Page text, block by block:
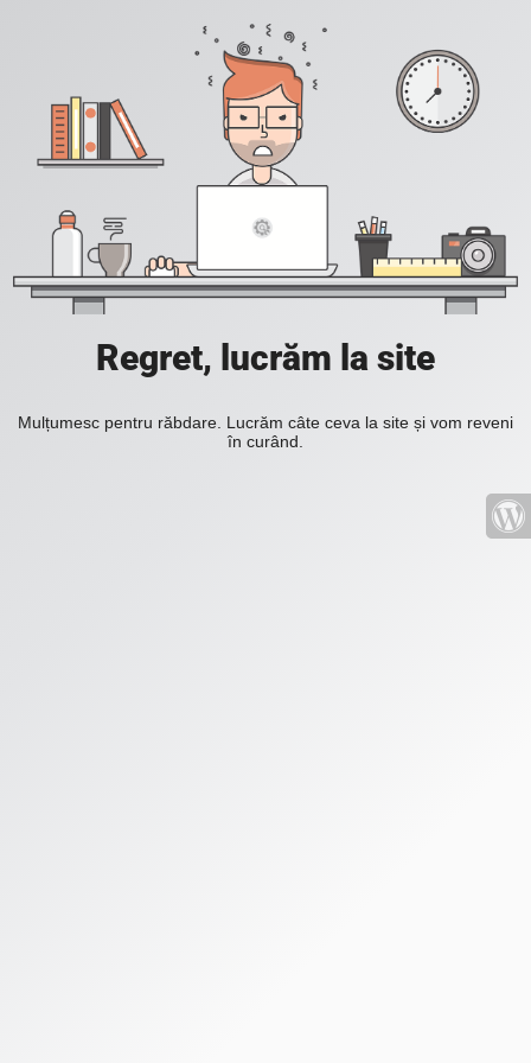
Regret, lucrăm la site
Mulțumesc pentru răbdare. Lucrăm câte ceva la site și vom reveni
în curând.